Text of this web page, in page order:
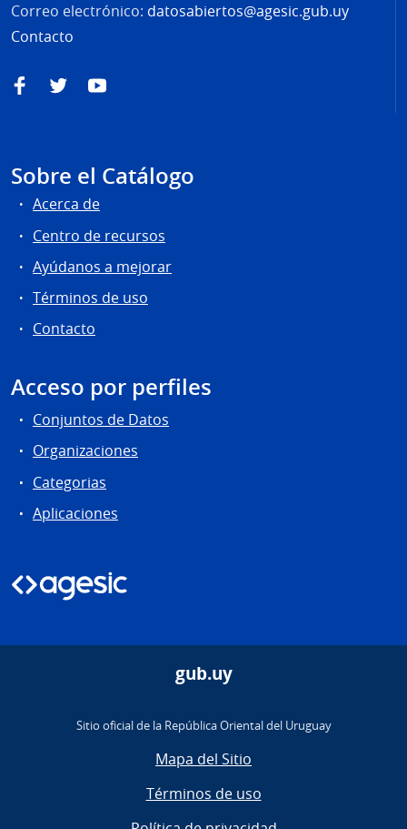
Correo electrónico: datosabiertos@agesic.gub.uy
Contacto
FacebookTwitterYouTube
Sobre el Catálogo
Acerca de
Centro de recursos
Ayúdanos a mejorar
Términos de uso
Contacto
Acceso por perfiles
Conjuntos de Datos
Organizaciones
Categorias
Aplicaciones
gub.uy
Sitio oficial de la República Oriental del Uruguay
Mapa del Sitio
Términos de uso